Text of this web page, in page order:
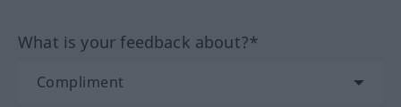
What is your feedback about?*